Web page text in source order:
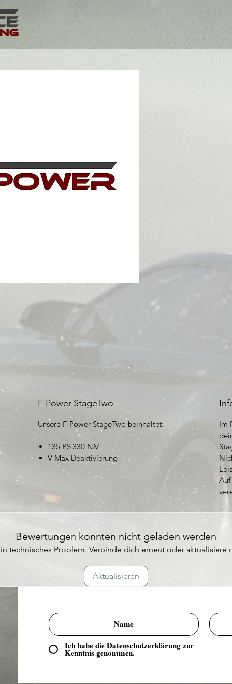
F-Power StageTwo
Unsere F-Power StageTwo beinhaltet:
135 PS 330 NM
V-Max Deaktivierung
Im
Bewertungen konnten nicht geladen werden
technisches Problem. Verbinde dich erneut oder aktualisiere
Aktualisieren
Ich habe die Datenschutzerklärung zur
Kenntnis genommen.